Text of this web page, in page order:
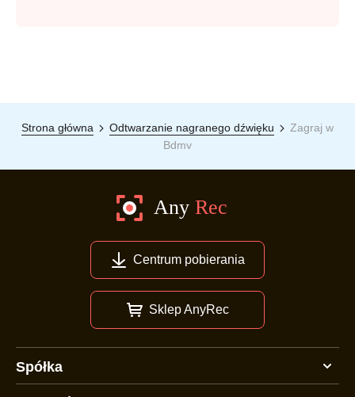
Strona główna Odtwarzanie nagranego dźwięku
Zagraj w
Bdmv
Centrum pobierania
Sklep AnyRec
Spółka